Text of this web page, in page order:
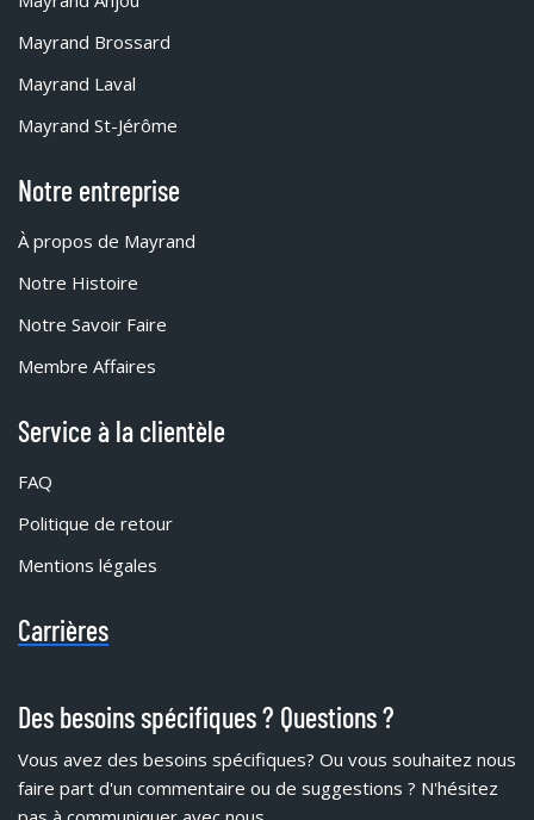
Mayrand Brossard
Mayrand Laval
Mayrand St-Jérôme
Notre entreprise
À propos de Mayrand
Notre Histoire
Notre Savoir Faire
Membre Affaires
Service à la clientèle
FAQ
Politique de retour
Mentions légales
Carrières
Des besoins spécifiques ? Questions ?
Vous avez des besoins spécifiques? Ou vous souhaitez nous
faire part d'un commentaire ou de suggestions ? N'hésitez